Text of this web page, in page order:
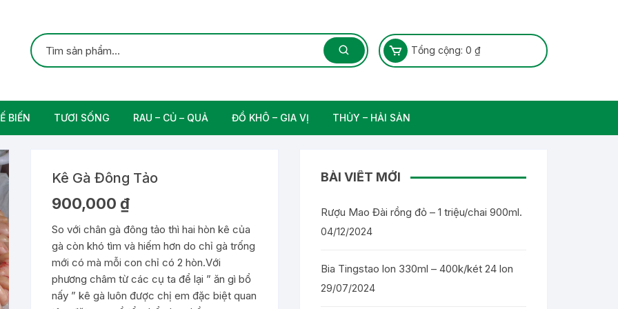
Tổng cộng: 0 ₫
BIẾN TƯƠI SỐNG
Thịt bò tươi sạch
RAU – CỦ – QUẢ ĐỒ KHÔ – GIA VỊ THỦY – HẢI SẢN
Kê Gà Đông Tảo
900,000 ₫
So với chân gà đông tảo thì hai hòn kê của
gà còn khó tìm và hiếm hơn do chỉ gà trống
mới có mà mỗi con chỉ có 2 hòn.Với
phương châm từ các cụ ta để lại ” ăn gì bổ
nấy ” kê gà luôn được chị em đặc biệt quan
BÀI VIẾT MỚI
Rượu Mao Đài rồng đỏ – 1 triệu/chai 900ml.
04/12/2024
Bia Tingstao lon 330ml – 400k/két 24 lon
29/07/2024